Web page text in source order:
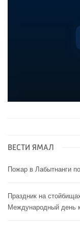
ВЕСТИ ЯМАЛ
Пожар в Лабытнанги
Праздник на
Международный день